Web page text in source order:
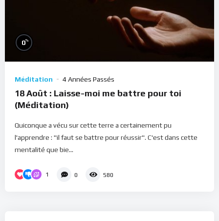
0%
Méditation 4 Années Passés
18 Août : Laisse-moi me battre pour toi
(Méditation)
Quiconque a vécu sur cette terre a certainement pu
l'apprendre : "il faut se battre pour réussir". C'est dans cette
mentalité que bie...
1 0 580